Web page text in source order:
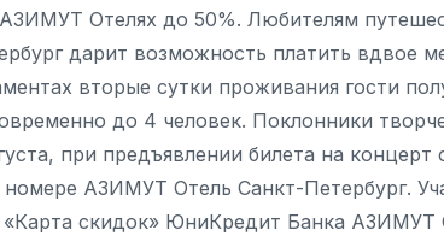
Отелях до 50%. Любителям
дарит возможность платить вдвое
вторые сутки проживания гости
до 4 человек. Поклонники
при предъявлении билета на концерт
АЗИМУТ Отель Санкт-Петербург.
«Карта скидок» ЮниКредит Банка АЗИМУТ